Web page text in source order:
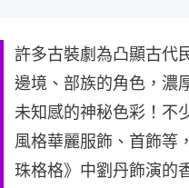
許多古裝劇為凸顯古代
邊境、部族的角色，濃
未知感的神秘色彩！不
風格華麗服飾、首飾等
珠格格》中劉丹飾演的